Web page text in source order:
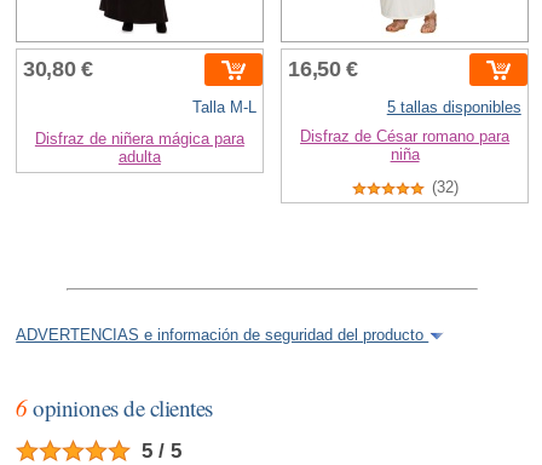
30,80 €
Talla M-L
Disfraz de niñera mágica para
adulta
16,50 €
5 tallas disponibles
Disfraz de César romano para
niña
(32)
ADVERTENCIAS e información de seguridad del producto
6opiniones de clientes
5 / 5